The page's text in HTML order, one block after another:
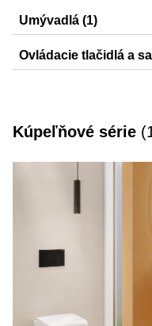
AquaClean Alba
Umývadlá (1)
Selnova Square
Ovládacie tlačidlá a
Kúpeľňové série (